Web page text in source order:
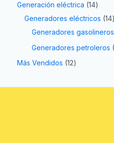
Generación eléctrica 14
Generadores eléctricos 14
Generadores gasolineros
Generadores petroleros
Más Vendidos 12